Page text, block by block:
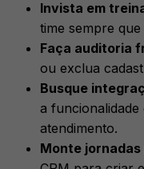
Invista em
time sempre
Faça auditoria
ou exclua
Busque
a
atendimento.
Monte